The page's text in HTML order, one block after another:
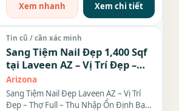
Xem nhanh
Xem chi tiết
Tin cũ / cần xác minh
Sang Tiệm Nail Đẹp 1,400 Sqf
tại Laveen AZ – Vị Trí Đẹp –
Thợ Full – Thu Nhập Ổn Định
Arizona
Sang Tiệm Nail Đẹp Laveen AZ – Vị Trí
Đẹp – Thợ Full – Thu Nhập Ổn Định Bạn